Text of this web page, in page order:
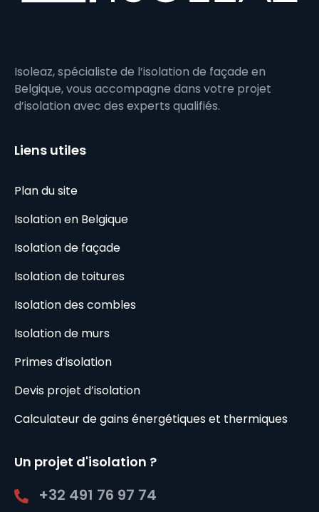
Isoleaz, spécialiste de l’isolation de façade en
Belgique, vous accompagne dans votre projet
d’isolation avec des experts qualifiés.
Liens utiles
Plan du site
Isolation en Belgique
Isolation de façade
Isolation de toitures
Isolation des combles
Isolation de murs
Primes d’isolation
Devis projet d’isolation
Calculateur de gains énergétiques et thermiques
Un projet d'isolation ?
+32 491 76 97 74